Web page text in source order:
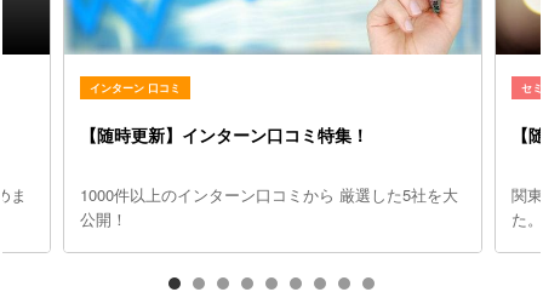
ま
インターン 口コミ
【随時更新】インターン口コミ特集！
1000件以上のインターン口コミから 厳選した5社を大
公開！
セ
【
関
た。